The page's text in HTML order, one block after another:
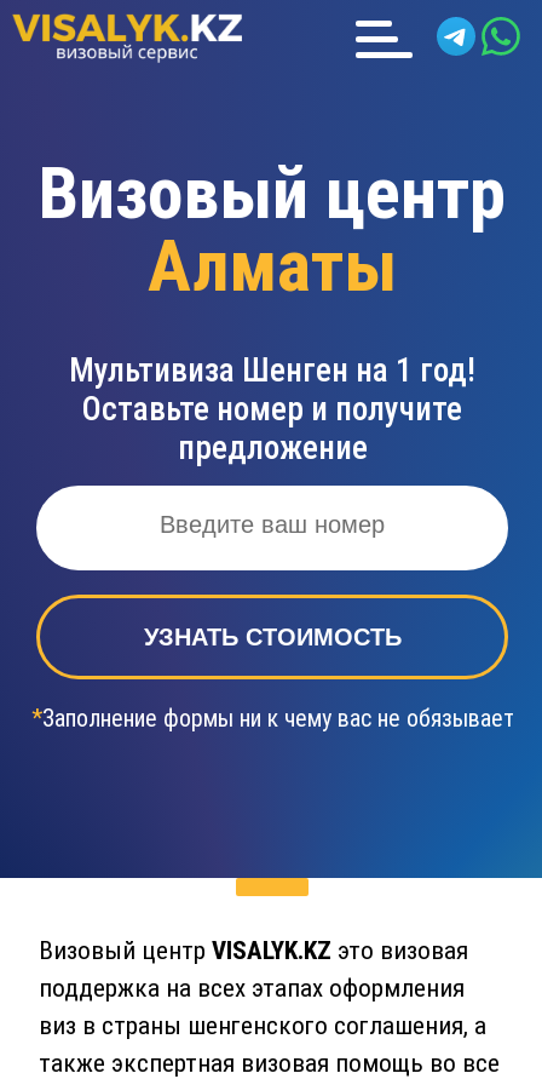
Визовый центр
Алматы
Мультивиза Шенген на 1 год!
Оставьте номер и получите
предложение
Введите ваш номер
УЗНАТЬ СТОИМОСТЬ
*Заполнение формы ни к чему вас не обязывает
Визовый центр VISALYK.KZ это визовая
поддержка на всех этапах оформления
виз в страны шенгенского соглашения, а
также экспертная визовая помощь во все